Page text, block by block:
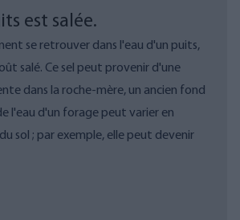
est salée.
se retrouver dans l'eau d'un puits,
salé. Ce sel peut provenir d'une
dans la roche-mère, un ancien fond
l'eau d'un forage peut varier en
sol ; par exemple, elle peut devenir